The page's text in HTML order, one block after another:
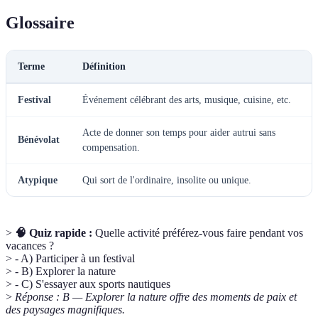
Glossaire
Terme Définition
Festival Événement célébrant des arts, musique, cuisine, etc.
Bénévolat
Acte de donner son temps pour aider autrui sans
compensation.
Atypique Qui sort de l'ordinaire, insolite ou unique.
> 🧠 Quiz rapide : Quelle activité préférez-vous faire pendant vos
vacances ?
> - A) Participer à un festival
> - B) Explorer la nature
> - C) S'essayer aux sports nautiques
> Réponse : B — Explorer la nature offre des moments de paix et
des paysages magnifiques.